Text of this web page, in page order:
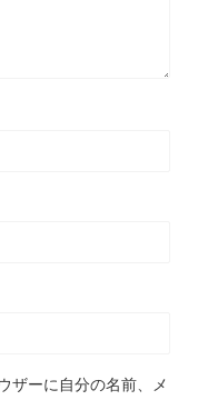
ザーに自分の名前、メ